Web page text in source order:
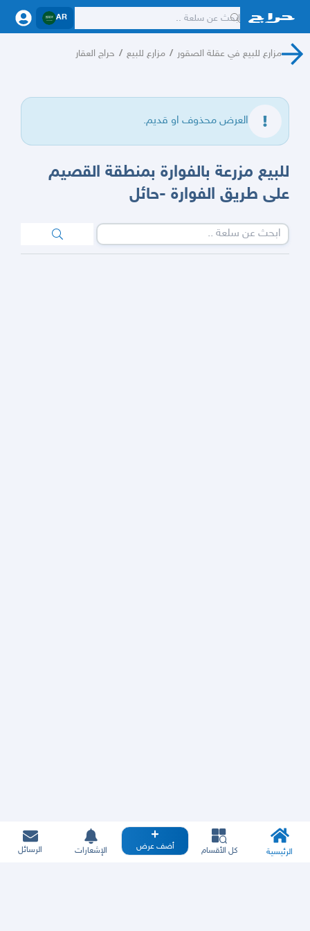
AR
مزارع للبيع في عقلة الصقور / مزارع للبيع / حراج العقار
العرض محذوف او قديم.
للبيع مزرعة بالفوارة بمنطقة القصيم
على طريق الفوارة -حائل
الرئيسية كل الأقسام أضف عرض الإشعارات الرسائل